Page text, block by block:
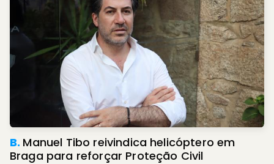
B. Manuel Tibo reivindica helicóptero em
Braga para reforçar Proteção Civil